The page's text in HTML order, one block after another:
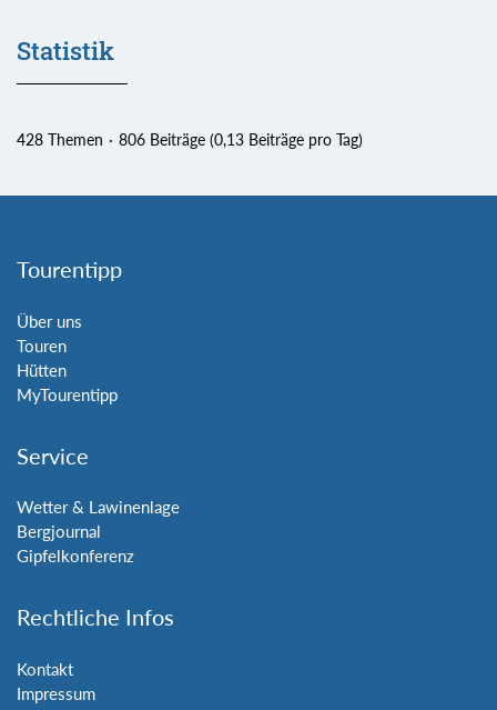
Statistik
428 Themen 806 Beiträge (0,13 Beiträge pro Tag)
Tourentipp
Über uns
Touren
Hütten
MyTourentipp
Service
Wetter & Lawinenlage
Bergjournal
Gipfelkonferenz
Rechtliche Infos
Kontakt
Impressum